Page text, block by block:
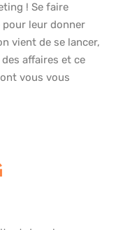
! Se faire
pour leur donner
vient de se lancer,
affaires et ce
vous vous